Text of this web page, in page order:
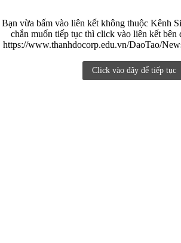
Bạn vừa bấm vào liên kết không thuộc Kênh
chắn muốn tiếp tục thì click vào liên kết bên
https://www.thanhdocorp.edu.vn/DaoTao/
Click vào đây để tiếp tục